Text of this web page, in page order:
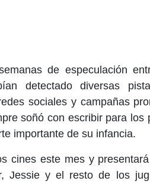
de especulación
detectado diversas
sociales y campañas
soñó con escribir para los
importante de su infancia.
cines este mes y
Jessie y el resto de los